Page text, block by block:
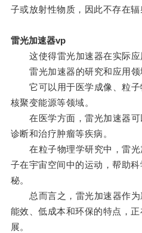
子或放射性物质，因此不存在辐
雷光加速器vp
这使得雷光加速器在实际应
雷光加速器的研究和应用领
它可以用于医学成像、粒子
核聚变能源等领域。
在医学方面，雷光加速器可
诊断和治疗肿瘤等疾病。
在粒子物理学研究中，雷光
子在宇宙空间中的运动，帮助
秘。
总而言之，雷光加速器作为
能效、低成本和环保的特点，
展。